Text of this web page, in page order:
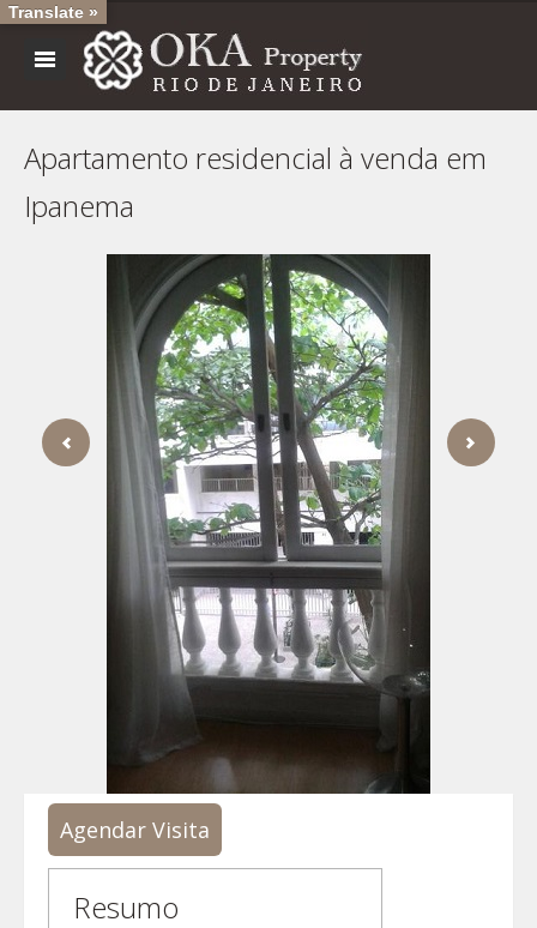
Apartamento residencial à venda em
Ipanema
Agendar Visita
Resumo
Translate »